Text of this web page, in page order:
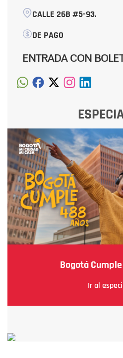
CALLE 26B #5-93.
DE PAGO
ENTRADA CON
Bogotá
Ir al